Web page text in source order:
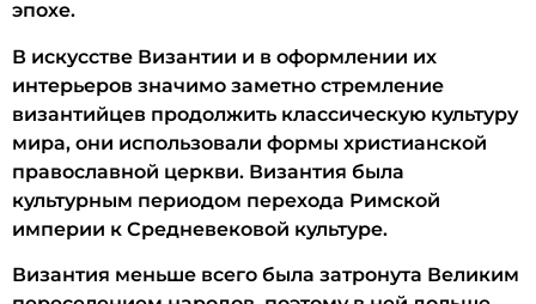
эпохе.
В искусстве Византии и в оформлении их
интерьеров значимо заметно стремление
византийцев продолжить классическую культуру
мира, они использовали формы христианской
православной церкви. Византия была
культурным периодом перехода Римской
империи к Средневековой культуре.
Византия меньше всего была затронута Великим